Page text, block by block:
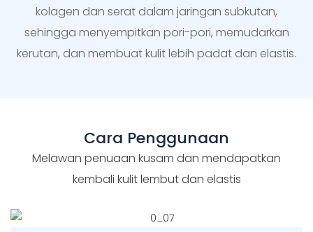
kolagen dan serat dalam jaringan subkutan,
sehingga menyempitkan pori-pori, memudarkan
kerutan, dan membuat kulit lebih padat dan elastis.
Cara Penggunaan
Melawan penuaan kusam dan mendapatkan
kembali kulit lembut dan elastis